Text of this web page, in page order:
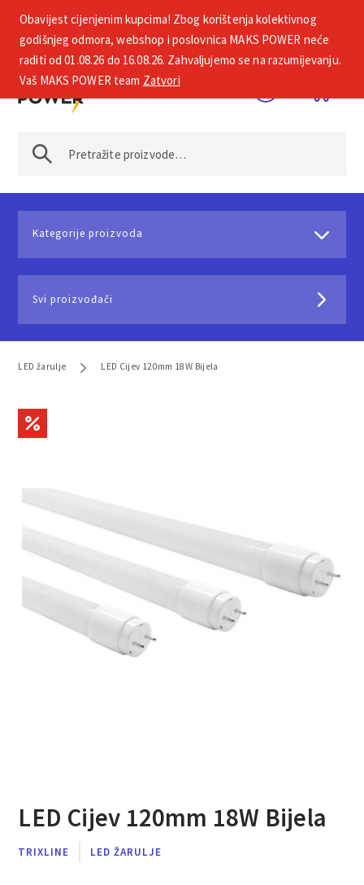
+385 1 2002 575
Kategorije proizvoda
Svi proizvođači
LED žarulje LED Cijev 120mm 18W Bijela
LED Cijev 120mm 18W Bijela
TRIXLINE LED ŽARULJE
Obavijest cijenjenim kupcima! Zbog korištenja kolektivnog
godišnjeg odmora, webshop i poslovnica MAKS POWER neće
raditi od 01.08.26 do 16.08.26. Zahvaljujemo se na razumijevanju.
Vaš MAKS POWER team Zatvori